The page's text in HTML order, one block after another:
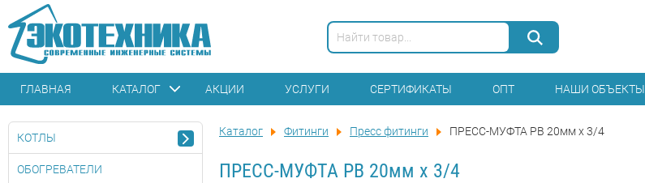
ГЛАВНАЯ КАТАЛОГ АКЦИИ УСЛУГИ СЕРТИФИКАТЫ ОПТ НАШИ ОБЪЕКТЫ
Каталог Фитинги Пресс фитинги ПРЕСС-МУФТА РВ 20мм x 3/4
ПРЕСС-МУФТА РВ 20мм x 3/4
КОТЛЫ
ОБОГРЕВАТЕЛИ